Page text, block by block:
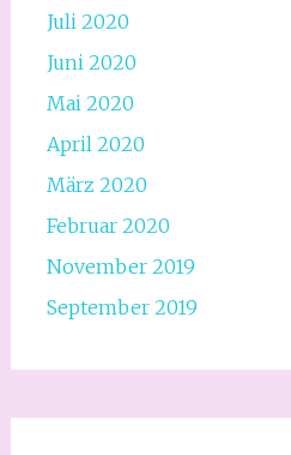
Juli 2020
Juni 2020
Mai 2020
April 2020
März 2020
Februar 2020
November 2019
September 2019